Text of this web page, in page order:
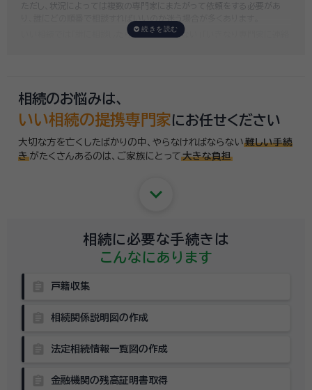
ただし、状況によっては複数の専門家にまたがって依頼をする必要があ
いい相続では「誰に相談したらいいかわからない」「いきなり専門家に連絡
相続のお悩みは、
いい相続の提携専門家にお任せください
大切な方を亡くしたばかりの中、やらなければならない 難しい手続
き がたくさんあるのは、 ご家族にとって 大きな負担
keyboard_arrow_down
相続に必要な手続きは
こんなにあります
戸籍収集
相続関係説明図の作成
法定相続情報一覧図の作成
金融機関の残高証明書取得